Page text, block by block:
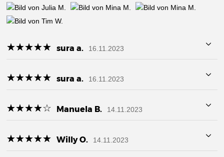
☆☆☆☆☆
★★★★★ sura a. 16.11.2023
☆☆☆☆☆
★★★★★ sura a. 16.11.2023
☆☆☆☆☆
★★★★★ Manuela B. 14.11.2023
☆☆☆☆☆
★★★★★ Willy O. 14.11.2023